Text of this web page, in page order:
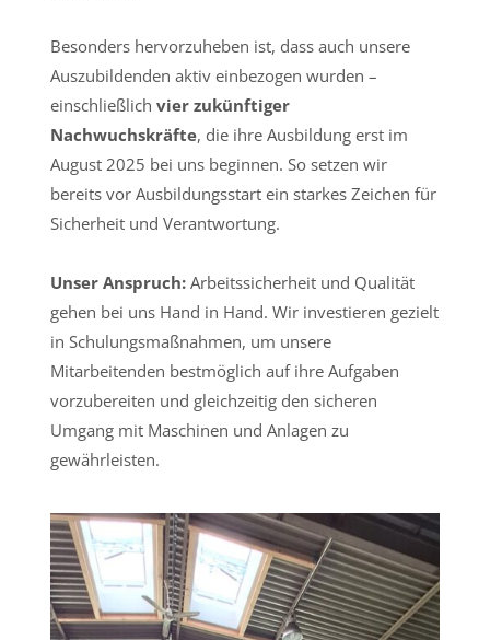
Besonders hervorzuheben ist, dass auch unsere
Auszubildenden aktiv einbezogen wurden –
einschließlich vier zukünftiger
Nachwuchskräfte, die ihre Ausbildung erst im
August 2025 bei uns beginnen. So setzen wir
bereits vor Ausbildungsstart ein starkes Zeichen für
Sicherheit und Verantwortung.
Unser Anspruch:Arbeitssicherheit und Qualität
gehen bei uns Hand in Hand. Wir investieren gezielt
in Schulungsmaßnahmen, um unsere
Mitarbeitenden bestmöglich auf ihre Aufgaben
vorzubereiten und gleichzeitig den sicheren
Umgang mit Maschinen und Anlagen zu
gewährleisten.